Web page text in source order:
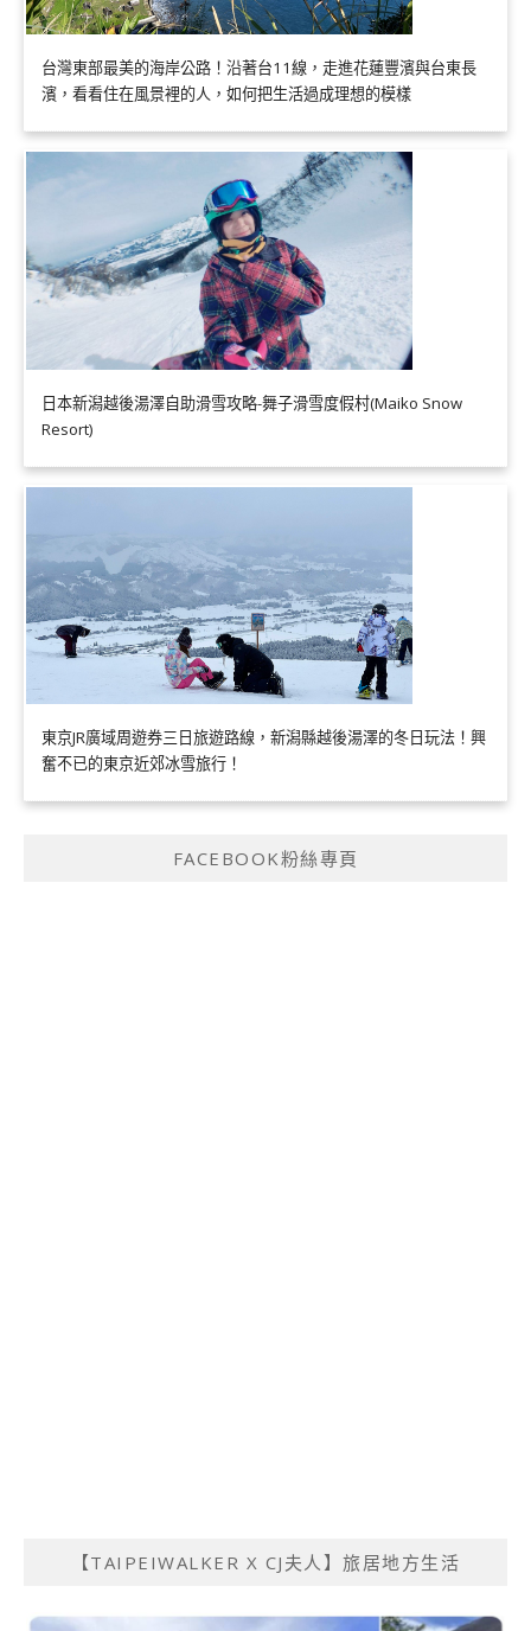
台灣東部最美的海岸公路！沿著台11線，走進花蓮豐濱與台東長
濱，看看住在風景裡的人，如何把生活過成理想的模樣
日本新潟越後湯澤自助滑雪攻略-舞子滑雪度假村(Maiko Snow
Resort)
東京JR廣域周遊券三日旅遊路線，新潟縣越後湯澤的冬日玩法！興
奮不已的東京近郊冰雪旅行！
FACEBOOK粉絲專頁
【TAIPEIWALKER X CJ夫人】旅居地方生活